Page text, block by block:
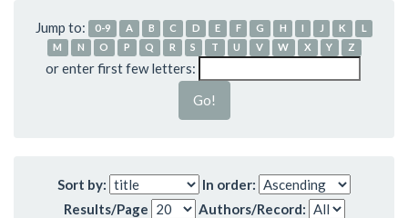
Jump to: 0-9 A B C D E F G H I J K
L
M
N O P Q R S T U V W X Y Z
or enter first few letters:
Sort by:
In order:
Results/Page
Authors/Record: